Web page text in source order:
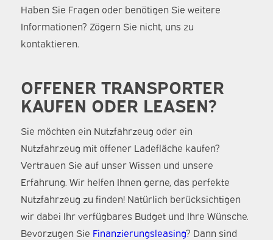
Haben Sie Fragen oder benötigen Sie weitere
Informationen? Zögern Sie nicht, uns zu
kontaktieren.
OFFENER TRANSPORTER
KAUFEN ODER LEASEN?
Sie möchten ein Nutzfahrzeug oder ein
Nutzfahrzeug mit offener Ladefläche kaufen?
Vertrauen Sie auf unser Wissen und unsere
Erfahrung. Wir helfen Ihnen gerne, das perfekte
Nutzfahrzeug zu finden! Natürlich berücksichtigen
wir dabei Ihr verfügbares Budget und Ihre Wünsche.
Bevorzugen Sie Finanzierungsleasing? Dann sind